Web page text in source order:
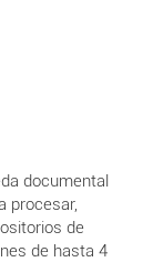
documental
procesar,
de
de hasta 4